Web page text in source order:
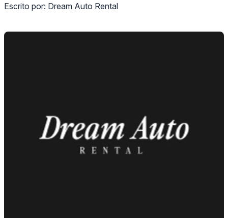
Escrito por: Dream Auto Rental